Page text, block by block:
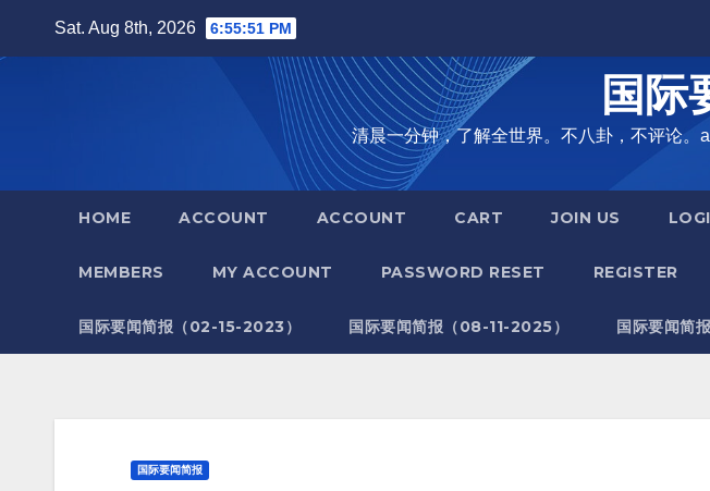
Sat. Aug 8th, 2026 6:55:52 PM
国际
清晨一分钟，了解全世界。不八卦，不评论
HOME ACCOUNT ACCOUNT CART JOIN US
MEMBERS MY ACCOUNT PASSWORD RESET REGISTER
国际要闻简报（02-15-2023） 国际要闻简报（08-11-2025） 国际要闻简
国际要闻简报